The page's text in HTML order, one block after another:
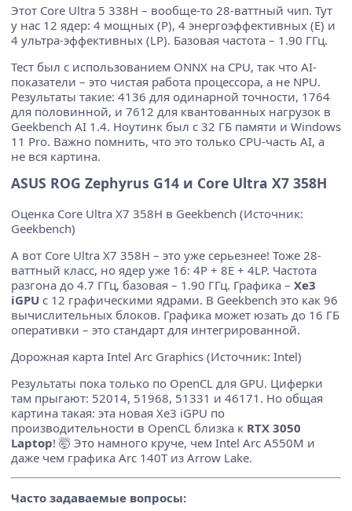
Этот Core Ultra 5 338H – вообще-то 28-ваттный чип. Тут
у нас 12 ядер: 4 мощных (P), 4 энергоэффективных (E) и
4 ультра-эффективных (LP). Базовая частота – 1.90 ГГц.
Тест был с использованием ONNX на CPU, так что AI-
показатели – это чистая работа процессора, а не NPU.
Результаты такие: 4136 для одинарной точности, 1764
для половинной, и 7612 для квантованных нагрузок в
Geekbench AI 1.4. Ноутинк был с 32 ГБ памяти и Windows
11 Pro. Важно помнить, что это только CPU-часть AI, а
не вся картина.
ASUS ROG Zephyrus G14 и Core Ultra X7 358H
Оценка Core Ultra X7 358H в Geekbench (Источник:
Geekbench)
А вот Core Ultra X7 358H – это уже серьезнее! Тоже 28-
ваттный класс, но ядер уже 16: 4P + 8E + 4LP. Частота
разгона до 4.7 ГГц, базовая – 1.90 ГГц. Графика – Xe3
iGPU с 12 графическими ядрами. В Geekbench это как 96
вычислительных блоков. Графика может юзать до 16 ГБ
оперативки – это стандарт для интегрированной.
Дорожная карта Intel Arc Graphics (Источник: Intel)
Результаты пока только по OpenCL для GPU. Циферки
там прыгают: 52014, 51968, 51331 и 46171. Но общая
картина такая: эта новая Xe3 iGPU по
производительности в OpenCL близка к RTX 3050
Laptop! 🤯 Это намного круче, чем Intel Arc A550M и
даже чем графика Arc 140T из Arrow Lake.
Часто задаваемые вопросы: